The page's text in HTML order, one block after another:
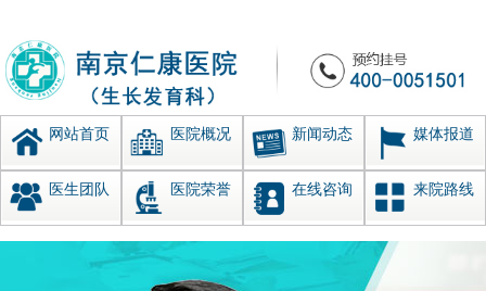
网站首页 医院概况 新闻动态 媒体报道
医生团队 医院荣誉 在线咨询 来院路线